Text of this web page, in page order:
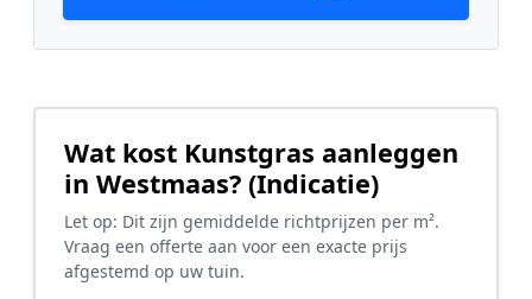
Wat kost Kunstgras aanleggen
in Westmaas? (Indicatie)
Let op: Dit zijn gemiddelde richtprijzen per m².
Vraag een offerte aan voor een exacte prijs
afgestemd op uw tuin.